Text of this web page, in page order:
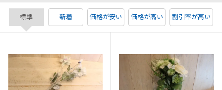
標準 新着 価格が安い 価格が高い 割引率が高い